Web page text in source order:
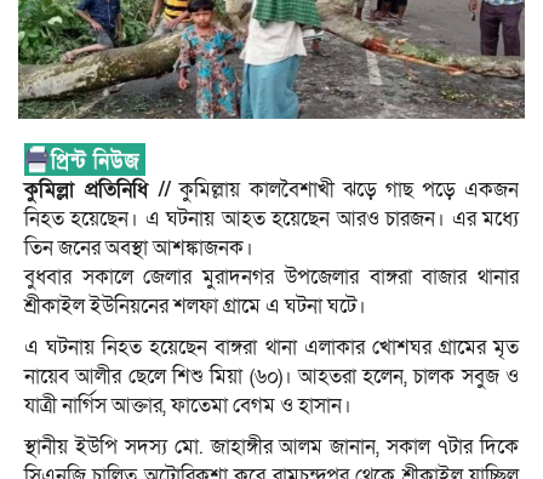
কুমিল্লা প্রতিনিধি // কুমিল্লায় কালবৈশাখী ঝড়ে গাছ পড়ে একজন
নিহত হয়েছেন। এ ঘটনায় আহত হয়েছেন আরও চারজন। এর মধ্যে
তিন জনের অবস্থা আশঙ্কাজনক।
বুধবার সকালে জেলার মুরাদনগর উপজেলার বাঙ্গরা বাজার থানার
শ্রীকাইল ইউনিয়নের শলফা গ্রামে এ ঘটনা ঘটে।
এ ঘটনায় নিহত হয়েছেন বাঙ্গরা থানা এলাকার খোশঘর গ্রামের মৃত
নায়েব আলীর ছেলে শিশু মিয়া (৬০)। আহতরা হলেন, চালক সবুজ ও
যাত্রী নার্গিস আক্তার, ফাতেমা বেগম ও হাসান।
স্থানীয় ইউপি সদস্য মো. জাহাঙ্গীর আলম জানান, সকাল ৭টার দিকে